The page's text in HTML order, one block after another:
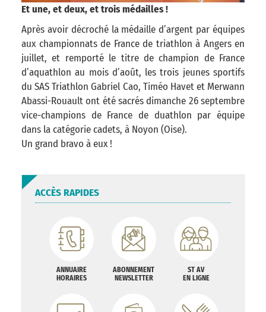
Et une, et deux, et trois médailles !
Après avoir décroché la médaille d’argent par équipes
aux championnats de France de triathlon à Angers en
juillet, et remporté le titre de champion de France
d’aquathlon au mois d’août, les trois jeunes sportifs
du SAS Triathlon Gabriel Cao, Timéo Havet et Merwann
Abassi-Rouault ont été sacrés dimanche 26 septembre
vice-champions de France de duathlon par équipe
dans la catégorie cadets, à Noyon (Oise).
Un grand bravo à eux !
ACCÈS RAPIDES
ANNUAIRE
HORAIRES
ABONNEMENT
NEWSLETTER
ST AV
EN LIGNE